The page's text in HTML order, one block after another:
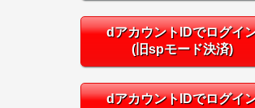
dアカウントIDでログイ
(旧spモード決済)
dアカウントIDでログイ